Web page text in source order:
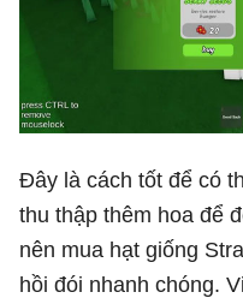
Đây là cách tốt để có
thu thập thêm hoa để
nên mua hạt giống
hồi đói nhanh chóng.